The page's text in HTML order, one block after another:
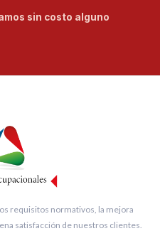
sin costo alguno
requisitos normativos, la mejora
satisfacción de nuestros clientes.